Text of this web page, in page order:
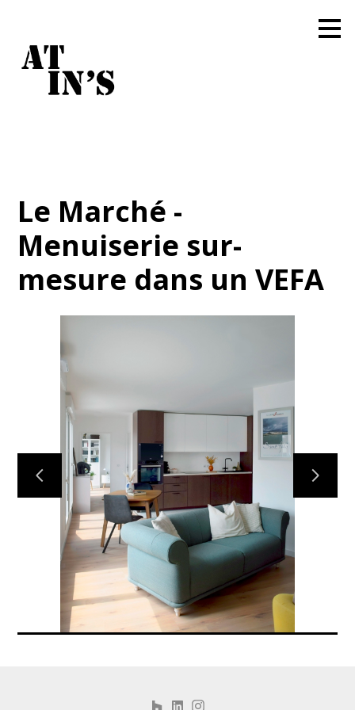
contenu
principal
Accueil
Réalisations
À propos de nous
Contactez-nous
Le Marché -
Menuiserie sur-
mesure dans un VEFA